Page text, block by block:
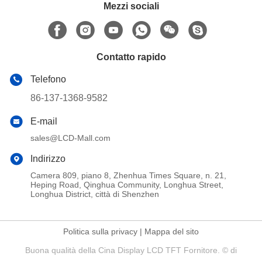
Mezzi sociali
Contatto rapido
Telefono
86-137-1368-9582
E-mail
sales@LCD-Mall.com
Indirizzo
Camera 809, piano 8, Zhenhua Times Square, n. 21,
Heping Road, Qinghua Community, Longhua Street,
Longhua District, città di Shenzhen
Politica sulla privacy | Mappa del sito
Buona qualità della Cina Display LCD TFT Fornitore. © di